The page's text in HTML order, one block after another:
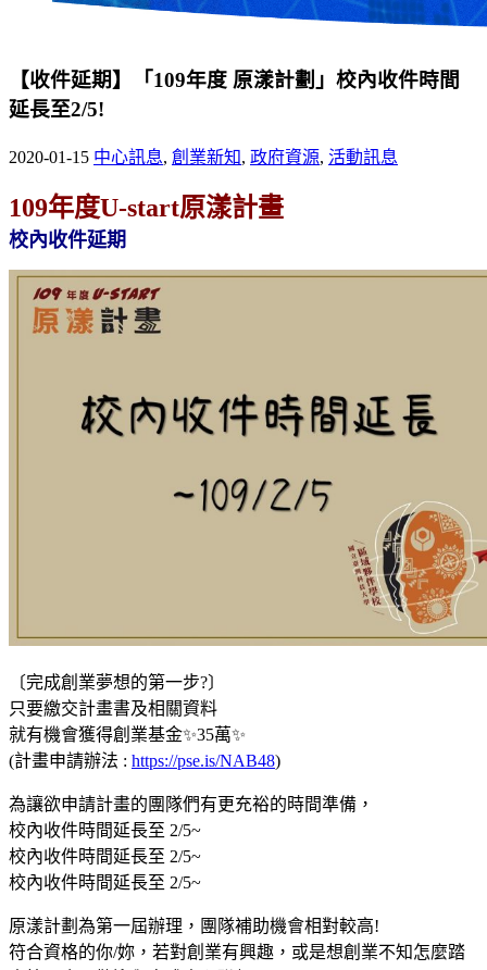
【收件延期】「109年度 原漾計劃」校內收件時間
延長至2/5!
2020-01-15 中心訊息, 創業新知, 政府資源, 活動訊息
109年度U-start原漾計畫
校內收件延期
〔完成創業夢想的第一步?〕
只要繳交計畫書及相關資料
就有機會獲得創業基金✨35萬✨
(計畫申請辦法 : https://pse.is/NAB48)
為讓欲申請計畫的團隊們有更充裕的時間準備，
校內收件時間延長至 2/5~
校內收件時間延長至 2/5~
校內收件時間延長至 2/5~
原漾計劃為第一屆辦理，團隊補助機會相對較高!
符合資格的你/妳，若對創業有興趣，或是想創業不知怎麼踏